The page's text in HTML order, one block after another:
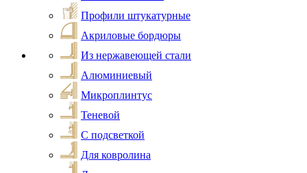
Профили штукатурные
Акриловые бордюры
Из нержавеющей стали
Алюминиевый
Микроплинтус
Теневой
С подсветкой
Для ковролина